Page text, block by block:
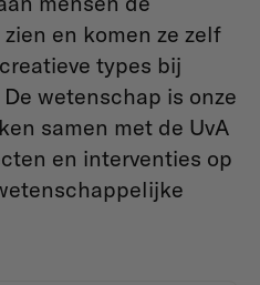
en komen ze zelf
types bij
wetenschap is onze
samen met de UvA
en interventies op